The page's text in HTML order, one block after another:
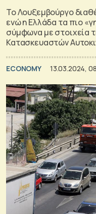
Το Λουξεμβούργο
ενώ η Ελλάδα τα πιο
σύμφωνα με στοιχεία
Κατασκευαστών
ECONOMY 13.03.2024,